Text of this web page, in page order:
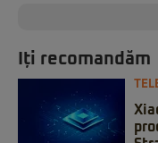
Iți recomandăm